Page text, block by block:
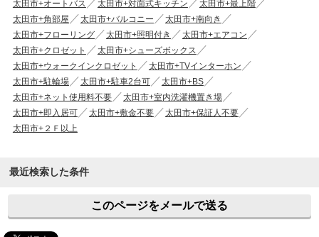
太田市+オートバス
太田市+対面式キッチン
太田市+最上階
太田市+角部屋
太田市+バルコニー
太田市+南向き
太田市+フローリング
太田市+照明付き
太田市+エアコン
太田市+クロゼット
太田市+シューズボックス
太田市+ウォークインクロゼット
太田市+TVインターホン
太田市+駐輪場
太田市+駐車2台可
太田市+BS
太田市+ネット使用料不要
太田市+室内洗濯機置き場
太田市+即入居可
太田市+敷金不要
太田市+保証人不要
太田市+２Ｆ以上
最近検索した条件
このページをメールで送る